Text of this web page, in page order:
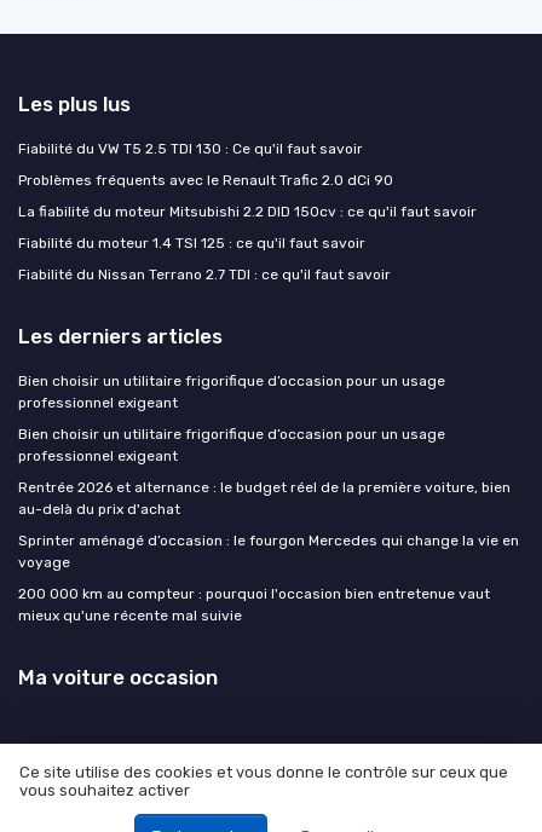
Les plus lus
Fiabilité du VW T5 2.5 TDI 130 : Ce qu'il faut savoir
Problèmes fréquents avec le Renault Trafic 2.0 dCi 90
La fiabilité du moteur Mitsubishi 2.2 DID 150cv : ce qu'il faut savoir
Fiabilité du moteur 1.4 TSI 125 : ce qu'il faut savoir
Fiabilité du Nissan Terrano 2.7 TDI : ce qu'il faut savoir
Les derniers articles
Bien choisir un utilitaire frigorifique d’occasion pour un usage
professionnel exigeant
Bien choisir un utilitaire frigorifique d’occasion pour un usage
professionnel exigeant
Rentrée 2026 et alternance : le budget réel de la première voiture, bien
au-delà du prix d'achat
Sprinter aménagé d’occasion : le fourgon Mercedes qui change la vie en
voyage
200 000 km au compteur : pourquoi l'occasion bien entretenue vaut
mieux qu'une récente mal suivie
Ma voiture occasion
Mentions légales
Ce site utilise des cookies et vous donne le contrôle sur ceux que
vous souhaitez activer